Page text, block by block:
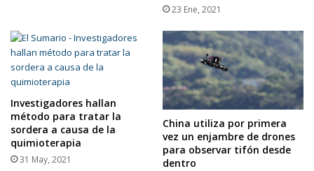
23 Ene, 2021
Investigadores hallan
método para tratar la
sordera a causa de la
quimioterapia
31 May, 2021
China utiliza por primera
vez un enjambre de drones
para observar tifón desde
dentro